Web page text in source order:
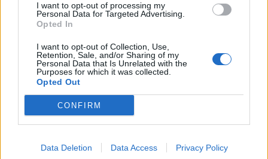
I want to opt-out of processing my
Personal Data for Targeted Advertising.
Opted In
I want to opt-out of Collection, Use,
Retention, Sale, and/or Sharing of my
Personal Data that Is Unrelated with the
Purposes for which it was collected.
Opted Out
CONFIRM
Data Deletion Data Access Privacy Policy